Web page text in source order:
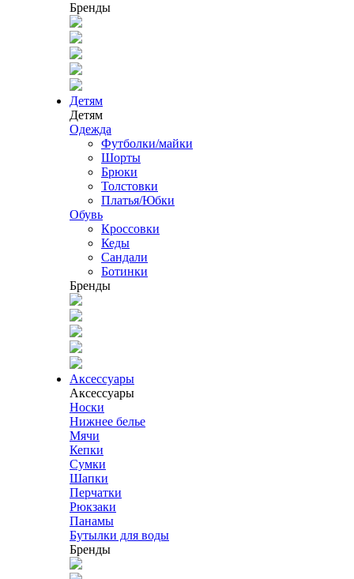
Бренды
Детям
Детям
Одежда
Футболки/майки
Шорты
Брюки
Толстовки
Платья/Юбки
Обувь
Кроссовки
Кеды
Сандали
Ботинки
Бренды
Аксессуары
Аксессуары
Носки
Нижнее белье
Мячи
Кепки
Сумки
Шапки
Перчатки
Рюкзаки
Панамы
Бутылки для воды
Бренды